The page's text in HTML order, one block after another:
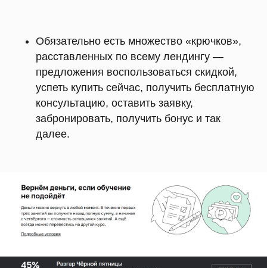
Обязательно есть множество «крючков»,
расставленных по всему лендингу —
предложения воспользоваться скидкой,
успеть купить сейчас, получить бесплатную
консультацию, оставить заявку,
забронировать, получить бонус и так
далее.